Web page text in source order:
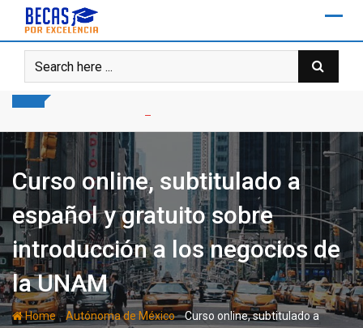
content
Curso online, subtitulado a
español y gratuito sobre
introducción a los negocios de
la UNAM
Home-Autónoma de México-Curso online, subtitulado a